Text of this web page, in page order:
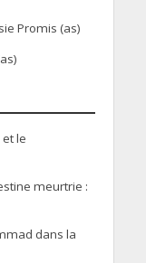
Promis (as)
et le
meurtrie :
dans la